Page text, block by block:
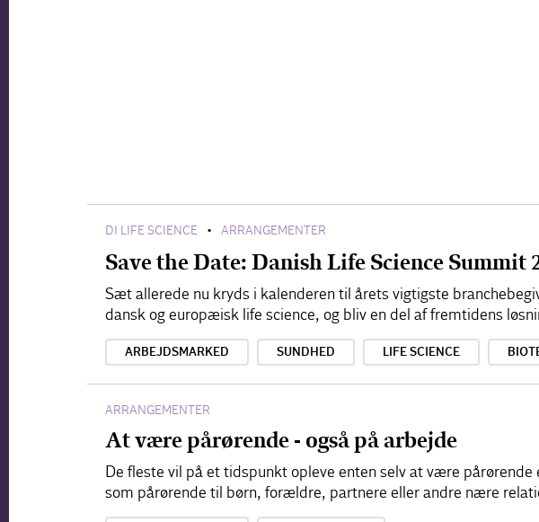
DI LIFE SCIENCE • ARRANGEMENTER
Save the Date: Danish Life Science Summit
Sæt allerede nu kryds i kalenderen til årets vigtigste
dansk og europæisk life science, og bliv en del af fremtidens
ARBEJDSMARKED SUNDHED LIFE SCIENCE
ARRANGEMENTER
At være pårørende - også på arbejde
De fleste vil på et tidspunkt opleve enten selv at være
som pårørende til børn, forældre, partnere eller andre nære